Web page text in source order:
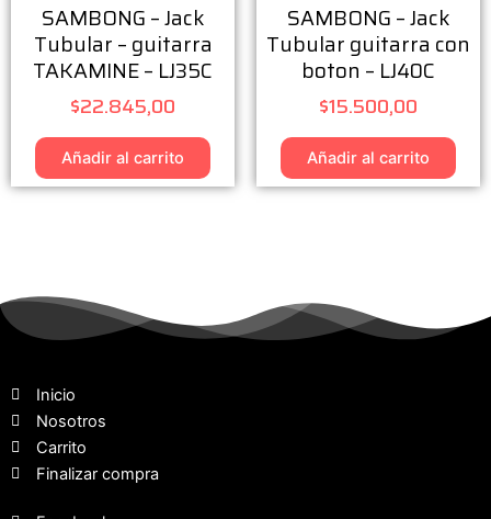
SAMBONG – Jack
Tubular – guitarra
TAKAMINE – LJ35C
$22.845,00
Añadir al carrito
SAMBONG – Jack
Tubular guitarra con
boton – LJ40C
$15.500,00
Añadir al carrito
Inicio
Nosotros
Carrito
Finalizar compra